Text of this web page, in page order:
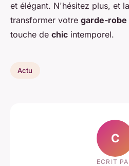
et élégant. N'hésitez plus, et
transformer votre garde-robe
touche de chic intemporel.
Actu
C
ECRIT